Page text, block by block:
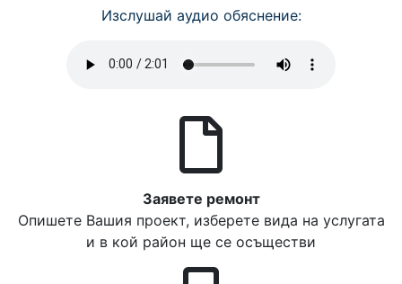
Изслушай аудио обяснение:
Заявете ремонт
Опишете Вашия проект, изберете вида на услугата
и в кой район ще се осъществи